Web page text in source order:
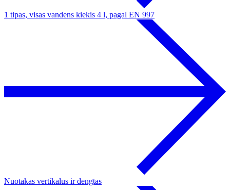
1 tipas, visas vandens kiekis 4 l, pagal EN 997
Nuotakas vertikalus ir dengtas